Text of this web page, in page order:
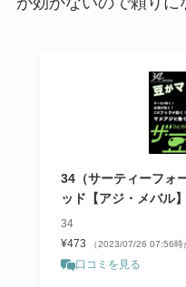
34（サーティーフォ
ッド【アジ・メバル
34
¥473
（2023/07/26 07:56時
口コミを見る